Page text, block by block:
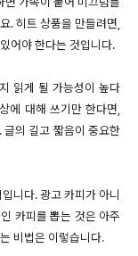
. 히트 상품을 만들려면,
어야 한다는 것입니다.
읽게 될 가능성이 높다
에 대해 쓰기만 한다면,
의 길고 짧음이 중요한
니다. 광고 카피가 아니
카피를 뽑는 것은 아주
비법은 이렇습니다.